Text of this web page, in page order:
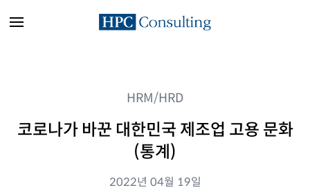
HRM/HRD
코로나가 바꾼 대한민국 제조업 고용 문화
(통계)
2022년 04월 19일